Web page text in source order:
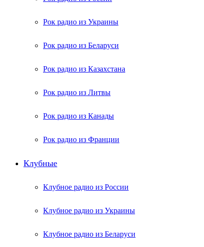
Рок радио из Украины
Рок радио из Беларуси
Рок радио из Казахстана
Рок радио из Литвы
Рок радио из Канады
Рок радио из Франции
Клубные
Клубное радио из России
Клубное радио из Украины
Клубное радио из Беларуси